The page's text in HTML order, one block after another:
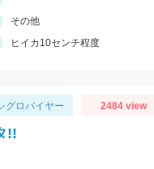
その他
ヒイカ10センチ程度
グロバイヤー 2484 view
!!